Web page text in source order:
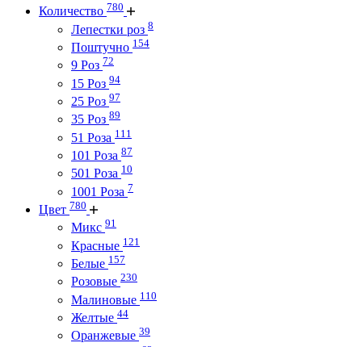
Количество 780
Лепестки роз 8
Поштучно 154
9 Роз 72
15 Роз 94
25 Роз 97
35 Роз 89
51 Роза 111
101 Роза 87
501 Роза 10
1001 Роза 7
Цвет 780
Микс 91
Красные 121
Белые 157
Розовые 230
Малиновые 110
Желтые 44
Оранжевые 39